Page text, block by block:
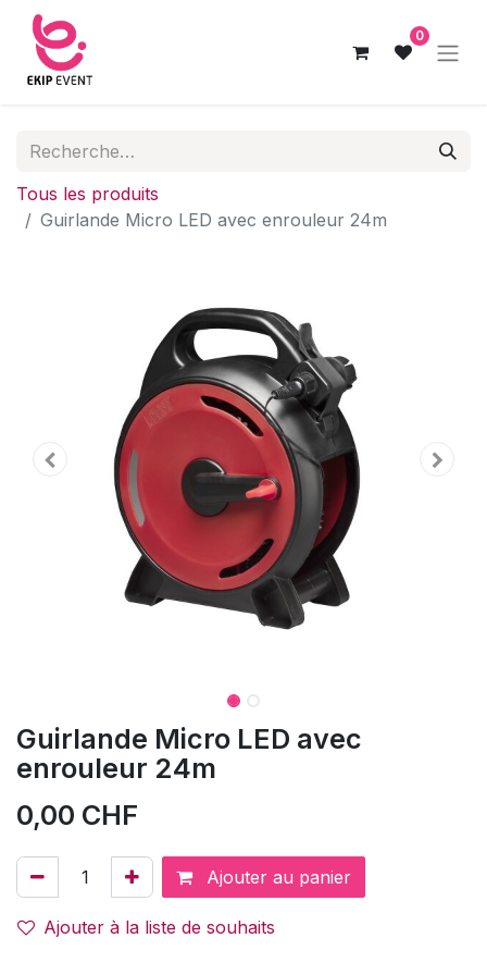
0
Tous les produits
Guirlande Micro LED avec enrouleur 24m
Guirlande Micro LED avec
enrouleur 24m
0,00 CHF
Ajouter au panier
Ajouter à la liste de souhaits